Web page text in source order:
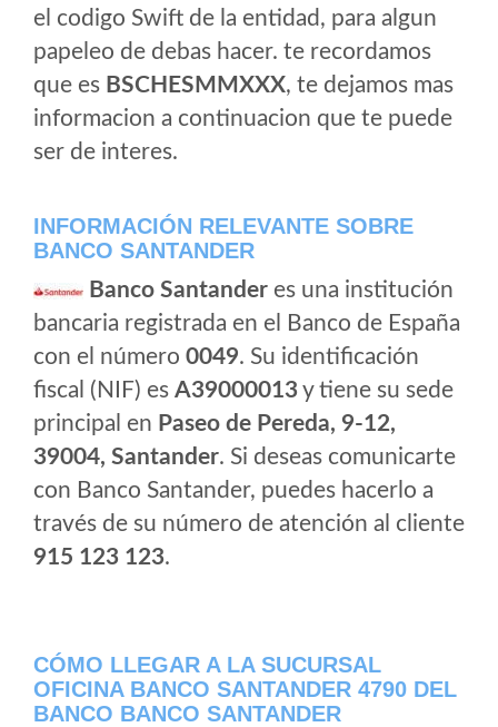
el codigo Swift de la entidad, para algun
papeleo de debas hacer. te recordamos
que es BSCHESMMXXX, te dejamos mas
informacion a continuacion que te puede
ser de interes.
INFORMACIÓN RELEVANTE SOBRE
BANCO SANTANDER
Banco Santander es una institución
bancaria registrada en el Banco de España
con el número 0049. Su identificación
fiscal (NIF) es A39000013y tiene su sede
principal en Paseo de Pereda, 9-12,
39004, Santander. Si deseas comunicarte
con Banco Santander, puedes hacerlo a
través de su número de atención al cliente
915 123 123.
CÓMO LLEGAR A LA SUCURSAL
OFICINA BANCO SANTANDER 4790 DEL
BANCO BANCO SANTANDER